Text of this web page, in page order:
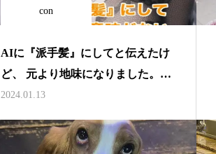
con
AIに『派手髪』にしてと伝えたけ
ど、 元より地味になりました。
#AI #派手髪 #暇つぶし
2024.01.13